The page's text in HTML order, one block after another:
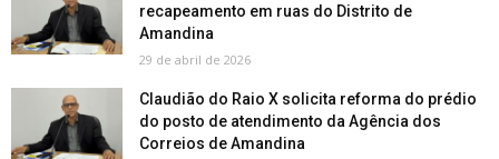
recapeamento em ruas do Distrito de
Amandina
29 de abril de 2026
Claudião do Raio X solicita reforma do prédio
do posto de atendimento da Agência dos
Correios de Amandina